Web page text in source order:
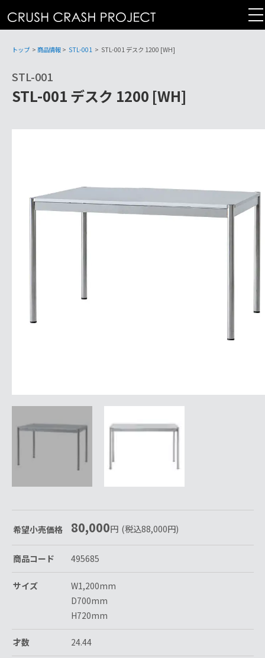
テ
トップ > 商品情報> STL-001 > STL-001 デスク 1200 [WH]
STL-001
STL-001 デスク 1200 [WH]
希望小売価格 80,000円 (税込88,000円)
商品コード 495685
サイズ
W1,200mm
D700mm
H720mm
才数 24.44